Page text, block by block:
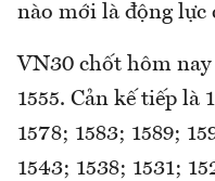
nào mới là động lực
VN30 chốt hôm nay
1555. Cản kế tiếp là
1578; 1583; 1589;
1543; 1538; 1531;